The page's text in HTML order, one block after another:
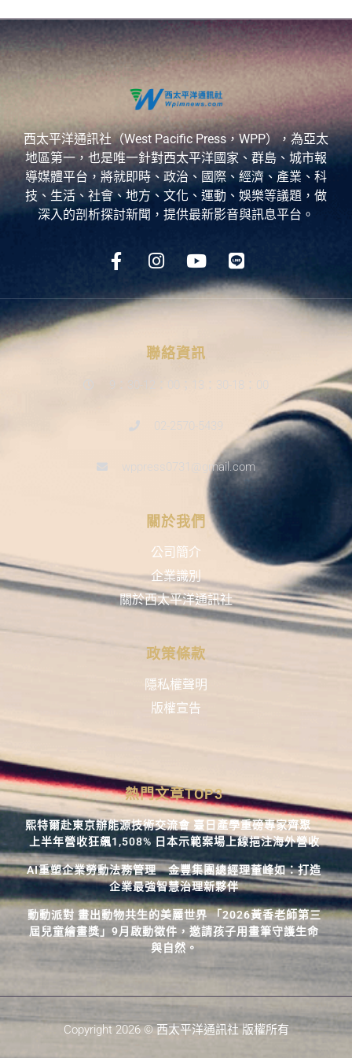
西太平洋通訊社（West Pacific Press，WPP），為亞太
地區第一，也是唯一針對西太平洋國家、群島、城市報
導媒體平台，將就即時、政治、國際、經濟、產業、科
技、生活、社會、地方、文化、運動、娛樂等議題，做
深入的剖析探討新聞，提供最新影音與訊息平台。
聯絡資訊
9：30-12：00；13：30-18：00
02-2570-5439
wppress0731@gmail.com
關於我們
公司簡介
企業識別
關於西太平洋通訊社
政策條款
隱私權聲明
版權宣告
熱門文章TOP3
熙特爾赴東京辦能源技術交流會 臺日產學重磅專家齊聚
上半年營收狂飆1,508% 日本示範案場上線挹注海外營收
AI重塑企業勞動法務管理 金豐集團總經理董峰如：打造
企業最強智慧治理新夥伴
動動派對 畫出動物共生的美麗世界 「2026黃香老師第三
屆兒童繪畫獎」9月啟動徵件，邀請孩子用畫筆守護生命
與自然。
Copyright 2026 © 西太平洋通訊社 版權所有